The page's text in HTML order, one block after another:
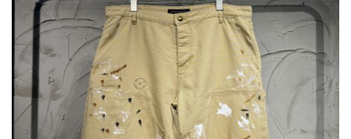
録
ー
管
ら
せ
2026人気特集
バッグ
財布
時計
服
ズボン
衣装セット
靴
住まい用品
アクセサリー
ベルト
スカーフ
アイフォーンケ
ース
小物